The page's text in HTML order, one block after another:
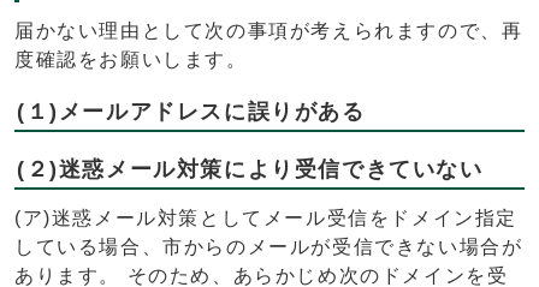
届かない理由として次の事項が考えられますので、再
度確認をお願いします。
(１)メールアドレスに誤りがある
(２)迷惑メール対策により受信できていない
(ア)迷惑メール対策としてメール受信をドメイン指定
している場合、市からのメールが受信できない場合が
あります。 そのため、あらかじめ次のドメインを受